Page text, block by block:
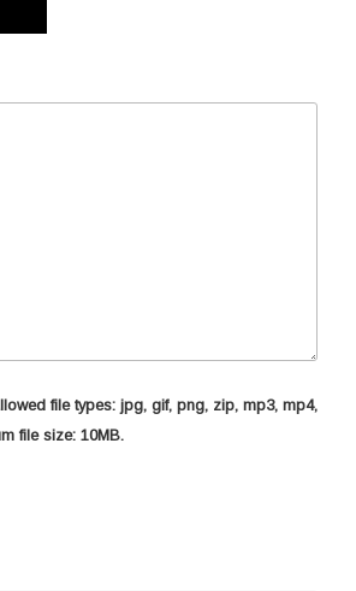
file types: jpg, gif, png, zip, mp3, mp4,
file size: 10MB.